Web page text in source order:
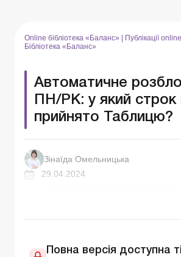
Online бібліотека «Баланс»
Публікації
Бібліотека «Баланс»
Автоматичне
ПН/РК: у який строк
прийнято Таблицю?
Зінаїда Омельницька
29.04.2024
Повна версія доступна